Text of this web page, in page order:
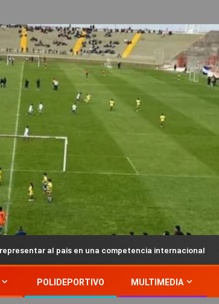
competencia internacional La Liga
POLIDEPORTIVO MULTIMEDIA